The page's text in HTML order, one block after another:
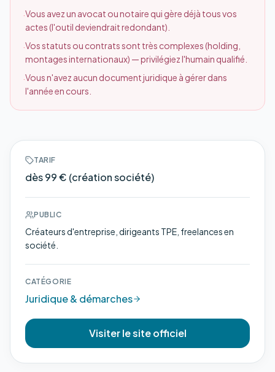
·Vous avez un avocat ou notaire qui gère déjà tous vos
actes (l'outil deviendrait redondant).
·Vos statuts ou contrats sont très complexes (holding,
montages internationaux) — privilégiez l'humain qualifié.
·Vous n'avez aucun document juridique à gérer dans
l'année en cours.
TARIF
dès 99 € (création société)
PUBLIC
Créateurs d'entreprise, dirigeants TPE, freelances en
société.
CATÉGORIE
Juridique & démarches
Visiter le site officiel